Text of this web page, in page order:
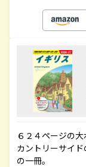
６２４ページの
カントリーサイ
の一冊。